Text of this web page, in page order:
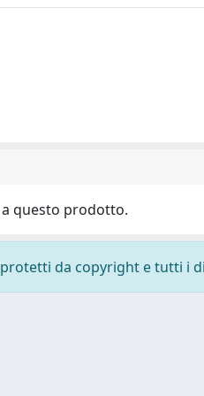
questo prodotto.
da copyright e tutti i